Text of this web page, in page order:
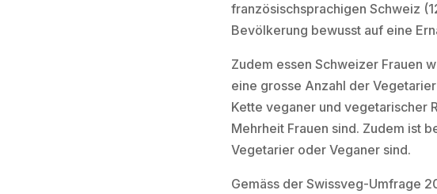
französischsprachigen Schweiz
Bevölkerung bewusst auf eine
Zudem essen Schweizer Frauen
eine grosse Anzahl der
Kette veganer und vegetarischer
Mehrheit Frauen sind. Zudem ist
Vegetarier oder Veganer sind.
Gemäss der Swissveg-Umfrage